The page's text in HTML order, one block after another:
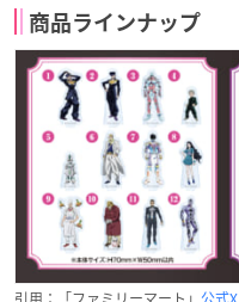
商品ラインナップ